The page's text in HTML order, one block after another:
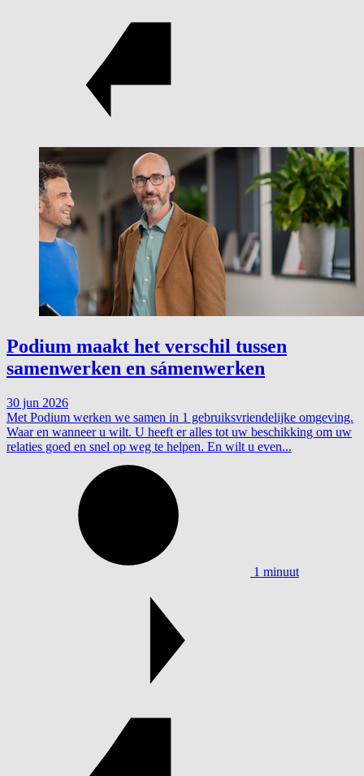
Podium maakt het verschil tussen
samenwerken en sámenwerken
30 jun 2026
Met Podium werken we samen in 1 gebruiksvriendelijke omgeving.
Waar en wanneer u wilt. U heeft er alles tot uw beschikking om uw
relaties goed en snel op weg te helpen. En wilt u even...
1 minuut